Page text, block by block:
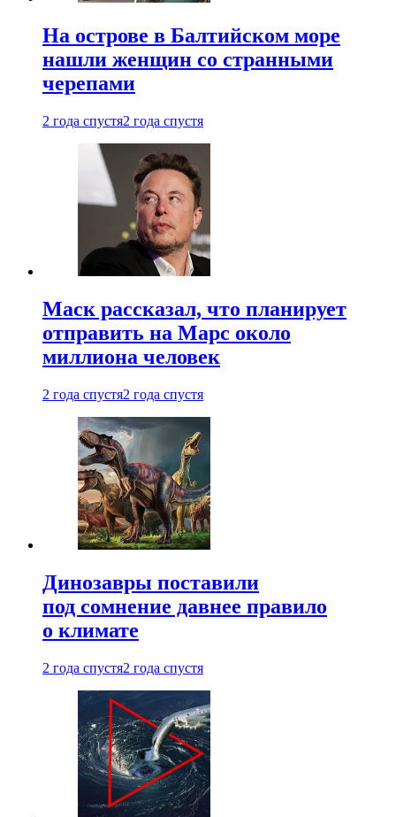
На острове в Балтийском море
нашли женщин со странными
черепами
2 года спустя2 года спустя
Маск рассказал, что планирует
отправить на Марс около
миллиона человек
2 года спустя2 года спустя
Динозавры поставили
под сомнение давнее правило
о климате
2 года спустя2 года спустя